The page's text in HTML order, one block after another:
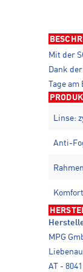
Mit der
Dank
Tage
Linse:
Anti-
MPG
AT -